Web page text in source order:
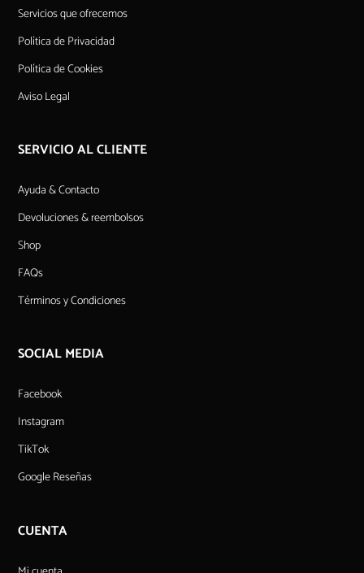
Servicios que ofrecemos
Política de Privacidad
Política de Cookies
Aviso Legal
SERVICIO AL CLIENTE
Ayuda & Contacto
Devoluciones & reembolsos
Shop
FAQs
Términos y Condiciones
SOCIAL MEDIA
Facebook
Instagram
TikTok
Google Reseñas
CUENTA